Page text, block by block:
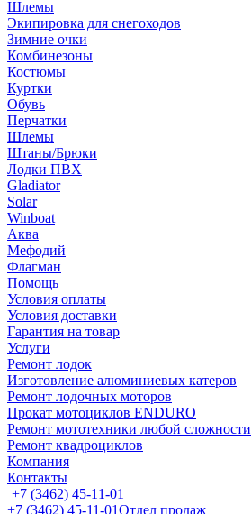
Шлемы
Экипировка для снегоходов
Зимние очки
Комбинезоны
Костюмы
Куртки
Обувь
Перчатки
Шлемы
Штаны/Брюки
Лодки ПВХ
Gladiator
Solar
Winboat
Аква
Мефодий
Флагман
Помощь
Условия оплаты
Условия доставки
Гарантия на товар
Услуги
Ремонт лодок
Изготовление алюминиевых катеров
Ремонт лодочных моторов
Прокат мотоциклов ENDURO
Ремонт мототехники любой сложности
Ремонт квадроциклов
Компания
Контакты
+7 (3462) 45-11-01
+7 (3462) 45-11-01Отдел продаж